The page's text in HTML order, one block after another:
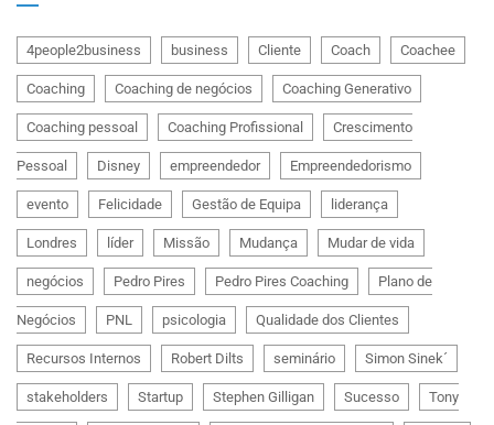
4people2business business Cliente Coach Coachee
Coaching Coaching de negócios Coaching Generativo
Coaching pessoal Coaching Profissional Crescimento
Pessoal Disney empreendedor Empreendedorismo
evento Felicidade Gestão de Equipa liderança
Londres líder Missão Mudança Mudar de vida
negócios Pedro Pires Pedro Pires Coaching Plano de
Negócios PNL psicologia Qualidade dos Clientes
Recursos Internos Robert Dilts seminário Simon Sinek´
stakeholders Startup Stephen Gilligan Sucesso Tony